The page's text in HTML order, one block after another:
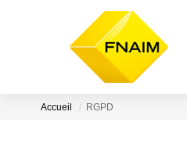
Accueil RGPD